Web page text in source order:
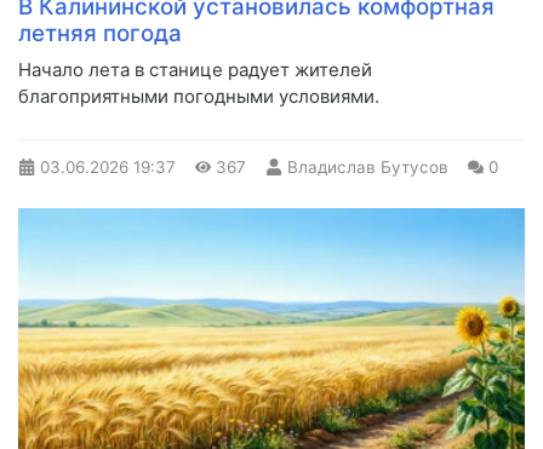
В Калининской установилась комфортная
летняя погода
Начало лета в станице радует жителей
благоприятными погодными условиями.
03.06.2026 19:37 367 Владислав Бутусов 0